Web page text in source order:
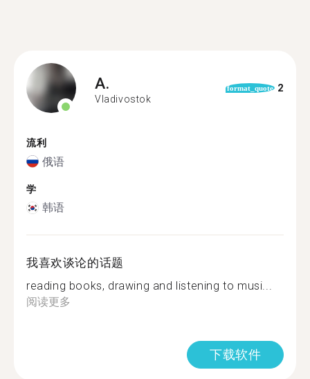
A.
Vladivostok
format_quote 2
流利
俄语
学
韩语
我喜欢谈论的话题
reading books, drawing and listening to musi...
阅读更多
下载软件